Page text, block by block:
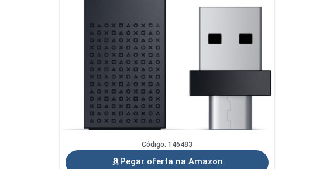
Código: 146483
Pegar oferta na Amazon